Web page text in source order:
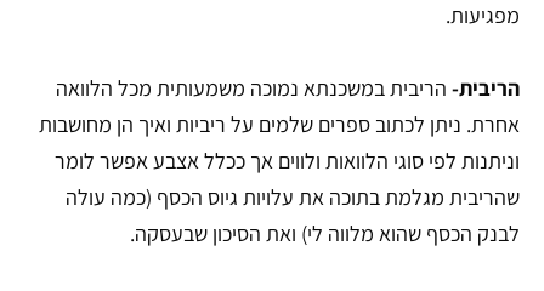
מפגיעות.
הריבית- הריבית במשכנתא נמוכה משמעותית מכל הלוואה
אחרת. ניתן לכתוב ספרים שלמים על ריביות ואיך הן מחושבות
וניתנות לפי סוגי הלוואות ולווים אך ככלל אצבע אפשר לומר
שהריבית מגלמת בתוכה את עלויות גיוס הכסף (כמה עולה
לבנק הכסף שהוא מלווה לי) ואת הסיכון שבעסקה.